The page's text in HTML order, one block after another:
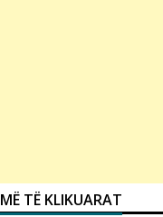
MË TË KLIKUARAT